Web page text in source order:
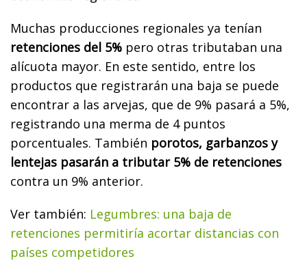
Muchas producciones regionales ya tenían
retenciones del 5% pero otras tributaban una
alícuota mayor. En este sentido, entre los
productos que registrarán una baja se puede
encontrar a las arvejas, que de 9% pasará a 5%,
registrando una merma de 4 puntos
porcentuales. También porotos, garbanzos y
lentejas pasarán a tributar 5% de retenciones
contra un 9% anterior.
Ver también: Legumbres: una baja de
retenciones permitiría acortar distancias con
países competidores